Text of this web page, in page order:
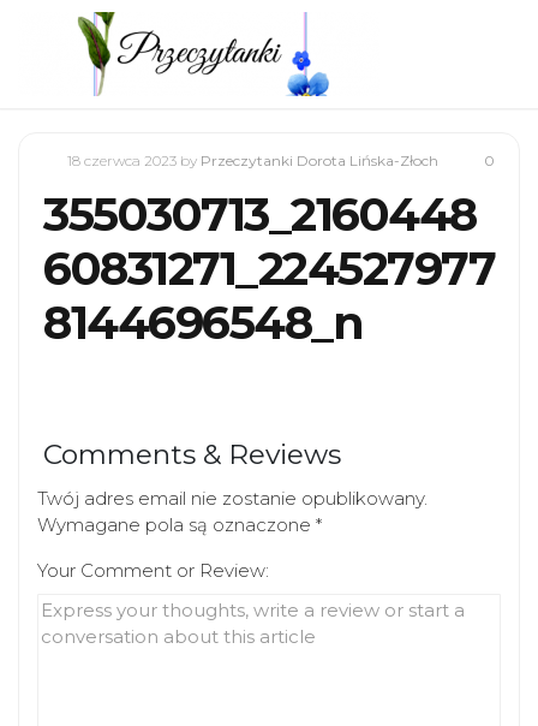
0
18 czerwca 2023 by Przeczytanki Dorota Lińska-Złoch
355030713_2160448
60831271_224527977
8144696548_n
Comments & Reviews
Twój adres email nie zostanie opublikowany.
Wymagane pola są oznaczone *
Your Comment or Review: